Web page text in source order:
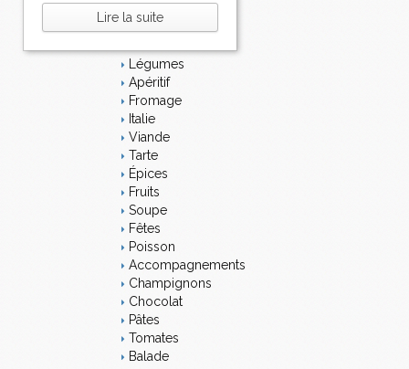
Lire la suite
Bavardages
Légumes
Apéritif
Fromage
Italie
Viande
Tarte
Épices
Fruits
Soupe
Fêtes
Poisson
Accompagnements
Champignons
Chocolat
Pâtes
Tomates
Balade